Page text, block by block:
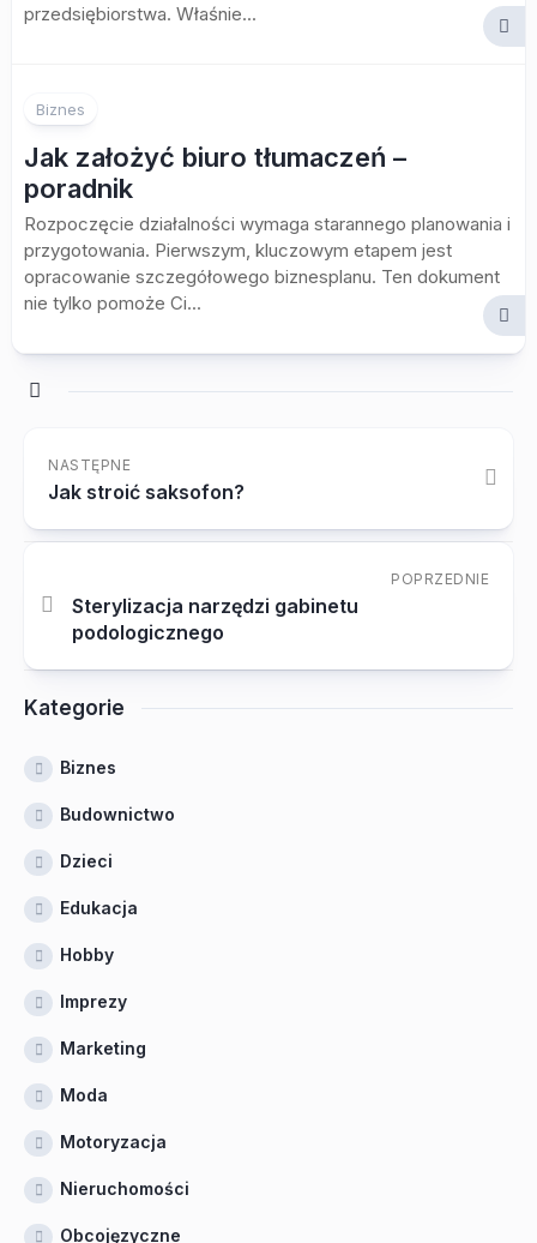
przedsiębiorstwa. Właśnie...
Biznes
Jak założyć biuro tłumaczeń –
poradnik
Rozpoczęcie działalności wymaga starannego planowania i
przygotowania. Pierwszym, kluczowym etapem jest
opracowanie szczegółowego biznesplanu. Ten dokument
nie tylko pomoże Ci...
NASTĘPNE
Jak stroić saksofon?
POPRZEDNIE
Sterylizacja narzędzi gabinetu
podologicznego
Kategorie
Biznes
Budownictwo
Dzieci
Edukacja
Hobby
Imprezy
Marketing
Moda
Motoryzacja
Nieruchomości
Obcojęzyczne